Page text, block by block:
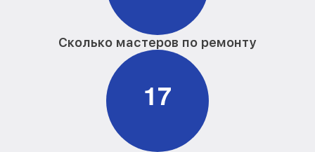
Сколько мастеров по ремонту
17